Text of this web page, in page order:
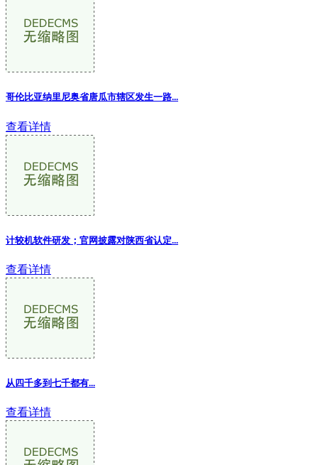
哥伦比亚纳里尼奥省唐瓜市辖区发生一路...
查看详情
计较机软件研发；官网披露对陕西省认定...
查看详情
从四千多到七千都有...
查看详情